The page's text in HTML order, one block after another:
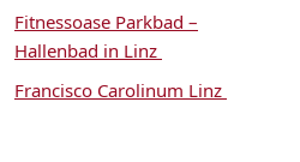
Fitnessoase Parkbad –
Hallenbad in Linz
Francisco Carolinum Linz